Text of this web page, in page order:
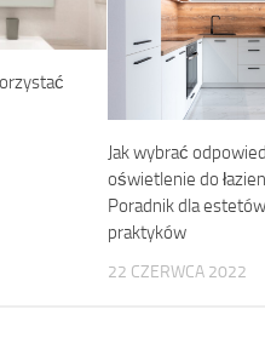
Jak wybrać
oświetlenie do
Poradnik dla
praktyków
22 CZERWCA 2022